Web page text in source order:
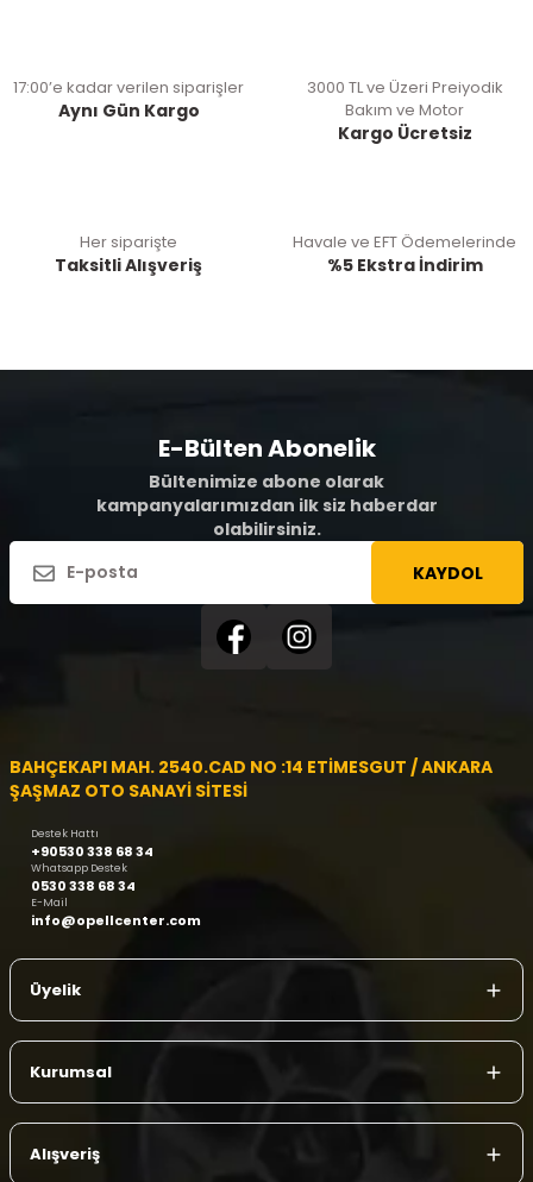
17:00’e kadar verilen siparişler
Aynı Gün Kargo
3000 TL ve Üzeri Preiyodik
Bakım ve Motor
Kargo Ücretsiz
Her siparişte
Taksitli Alışveriş
Havale ve EFT Ödemelerinde
%5 Ekstra İndirim
E-Bülten Abonelik
Bültenimize abone olarak
kampanyalarımızdan ilk siz haberdar
olabilirsiniz.
KAYDOL
BAHÇEKAPI MAH. 2540.CAD NO :14 ETİMESGUT / ANKARA
ŞAŞMAZ OTO SANAYİ SİTESİ
Destek Hattı
+90530 338 68 34
Whatsapp Destek
0530 338 68 34
E-Mail
info@opellcenter.com
Üyelik
Kurumsal
Alışveriş